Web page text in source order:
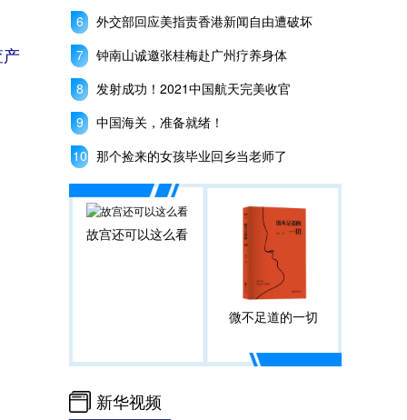
产
外交部回应美指责香港新闻自由遭破坏
钟南山诚邀张桂梅赴广州疗养身体
发射成功！2021中国航天完美收官
中国海关，准备就绪！
那个捡来的女孩毕业回乡当老师了
故宫还可以这么看
微不足道的一切
新华视频